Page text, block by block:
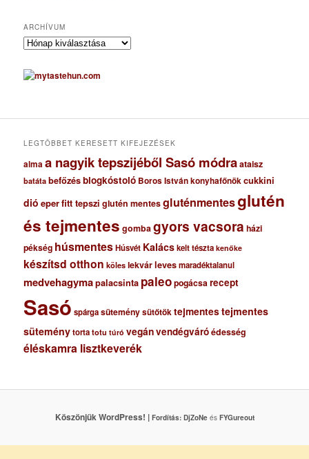
ARCHÍVUM
A
c
h
u
LEGTÖBBET KERESETT KIFEJEZÉSEK
almaa nagyik tepszijéből Sasó módraataisz
batáta befőzésblogkóstoló Boros István konyhafőnökcukkini
dió eperfitt tepszi glutén mentesgluténmentesglutén
és tejmentes gombagyors vacsora házi
pékség húsmentesHúsvét Kalácskelt tészta kenőke
készítsd otthon köles lekvárlevesmaradéktalanul
medvehagymapalacsinta paleopogácsa recept
Sasó spárgasüteménysütőtöktejmentestejmentes
süteménytorta totu túró vegánvendégváróédesség
éléskamra lisztkeverék
Köszönjük WordPress! | Fordítás: DjZoNeés FYGureout